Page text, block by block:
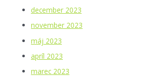
december 2023
november 2023
máj 2023
apríl 2023
marec 2023